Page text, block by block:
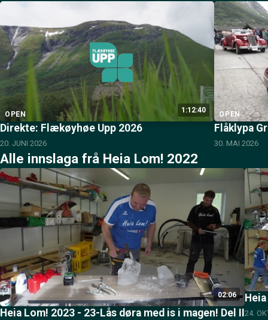
1:12:40
OPEN
Direkte: Flækøyhøe Upp 2026
20. JUNI 2026
OPEN
Flåklypa
30. MAI 2026
Alle innslaga frå Heia Lom! 2022
02:06
Heia Lom! 2023 - 23-Lås døra med is i magen! Del II24.